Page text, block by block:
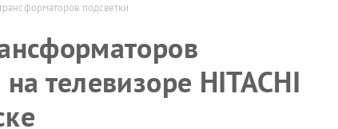
подсветки
телевизоре HITACHI